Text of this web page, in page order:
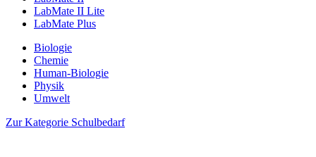
LabMate II Lite
LabMate Plus
Biologie
Chemie
Human-Biologie
Physik
Umwelt
Zur Kategorie Schulbedarf